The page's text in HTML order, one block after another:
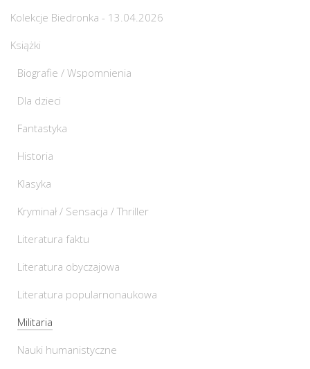
Kolekcje Biedronka - 13.04.2026
Książki
Biografie / Wspomnienia
Dla dzieci
Fantastyka
Historia
Klasyka
Kryminał / Sensacja / Thriller
Literatura faktu
Literatura obyczajowa
Literatura popularnonaukowa
Militaria
Nauki humanistyczne